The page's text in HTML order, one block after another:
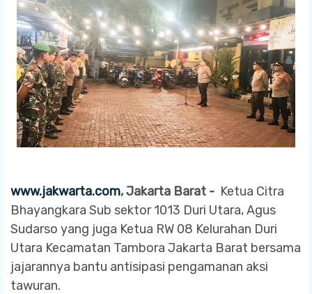
www.jakwarta.com, Jakarta Barat - Ketua Citra
Bhayangkara Sub sektor 1013 Duri Utara, Agus
Sudarso yang juga Ketua RW 08 Kelurahan Duri
Utara Kecamatan Tambora Jakarta Barat bersama
jajarannya bantu antisipasi pengamanan aksi
tawuran.